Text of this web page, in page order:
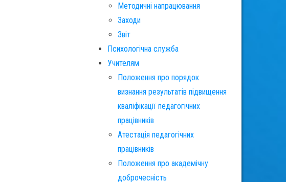
Методичні напрацювання
Заходи
Звіт
Психологічна служба
Учителям
Положення про порядок
визнання результатів підвищення
кваліфікації педагогічних
працівників
Атестація педагогічних
працівників
Положення про академічну
доброчесність